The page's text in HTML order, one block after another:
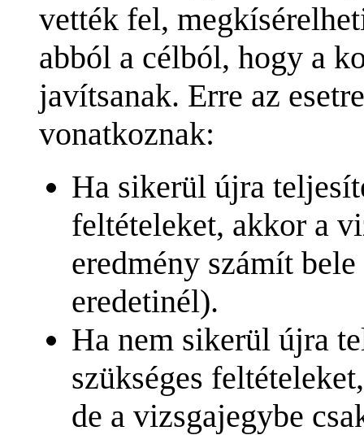
vették fel,
abból a célból, hogy a
javítsanak. Erre az
vonatkoznak:
Ha sikerül újra
feltételeket, akkor a
eredmény számít
eredetinél).
Ha nem sikerül újra
szükséges
de a vizsgajegybe